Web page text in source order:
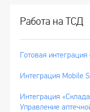
Работа на ТСД
Готовая
Интеграция Mobile
Интеграция
Управление